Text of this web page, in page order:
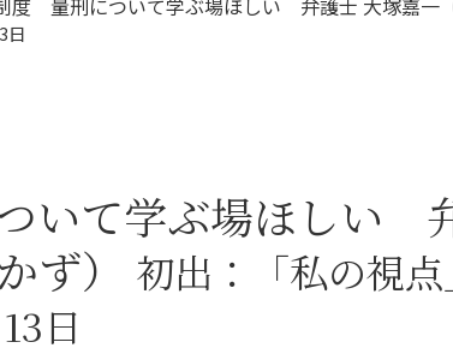
度 量刑について学ぶ場ほしい 弁護士 大塚嘉一（
日
いて学ぶ場ほしい
ず） 初出：「私の視
日